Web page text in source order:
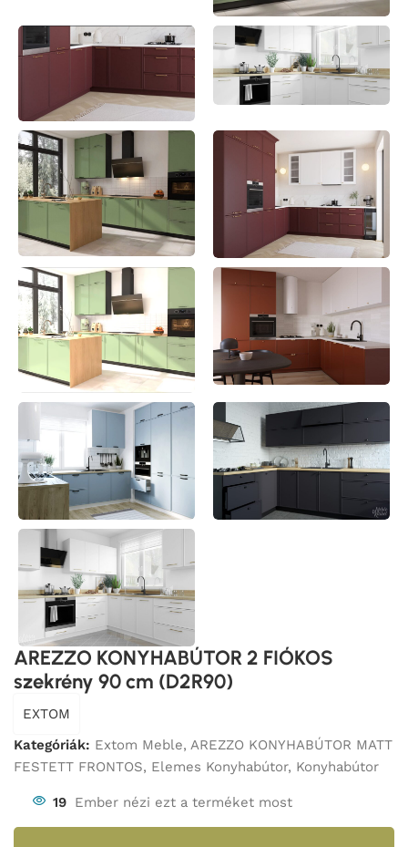
AREZZO KONYHABÚTOR 2 FIÓKOS
szekrény 90 cm (D2R90)
EXTOM
Kategóriák: Extom Meble, AREZZO KONYHABÚTOR MATT
FESTETT FRONTOS, Elemes Konyhabútor, Konyhabútor
19 Ember nézi ezt a terméket most